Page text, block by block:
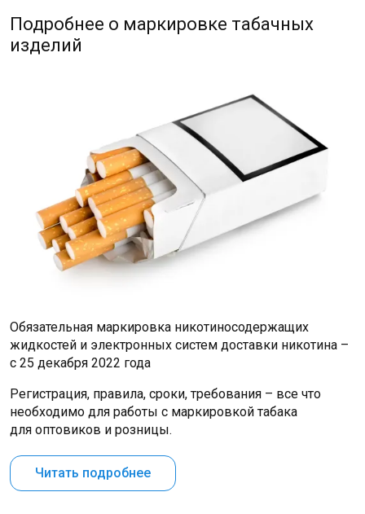
Подробнее о маркировке табачных
изделий
Обязательная маркировка никотиносодержащих
жидкостей и электронных систем доставки никотина –
с 25 декабря 2022 года
Регистрация, правила, сроки, требования – все что
необходимо для работы с маркировкой табака
для оптовиков и розницы.
Читать подробнее